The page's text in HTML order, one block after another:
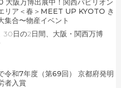
大阪万博出展中！関西パビリオン
リア＜春＞MEET UP KYOTO き
集合〜物産イベント
30日の2日間、大阪・関西万博
令和7年度（第69回） 京都府発明
者入賞